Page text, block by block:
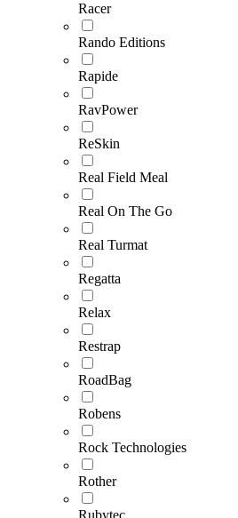
Racer
Rando Editions
Rapide
RavPower
ReSkin
Real Field Meal
Real On The Go
Real Turmat
Regatta
Relax
Restrap
RoadBag
Robens
Rock Technologies
Rother